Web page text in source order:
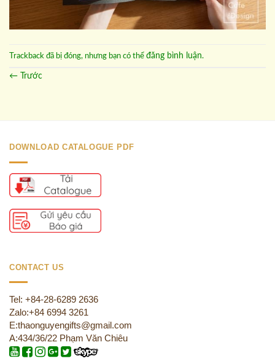
Trackback đã bị đóng, nhưng bạn có thể đăng bình luận.
← Trước
DOWNLOAD CATALOGUE PDF
CONTACT US
Tel: +84-28-6289 2636
Zalo:+84 6994 3261
E:thaonguyengifts@gmail.com
A:434/36/22 Phạm Văn Chiêu